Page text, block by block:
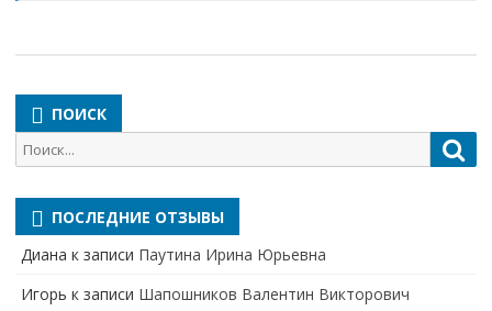
ПОИСК
Поиск
для:
ПОСЛЕДНИЕ ОТЗЫВЫ
Диана к записи Паутина Ирина Юрьевна
Игорь к записи Шапошников Валентин Викторович